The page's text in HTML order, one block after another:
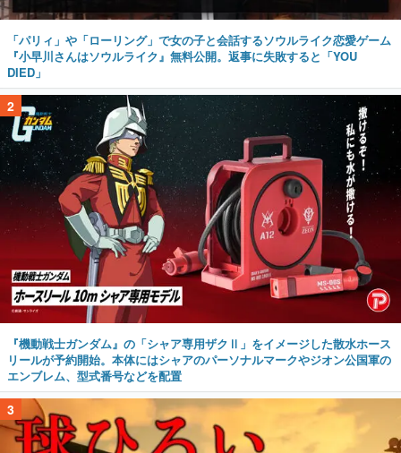
「パリィ」や「ローリング」で女の子と会話するソウルライク恋愛ゲーム
『小早川さんはソウルライク』無料公開。返事に失敗すると「YOU
DIED」
2
『機動戦士ガンダム』の「シャア専用ザクⅡ」をイメージした散水ホース
リールが予約開始。本体にはシャアのパーソナルマークやジオン公国軍の
エンブレム、型式番号などを配置
3